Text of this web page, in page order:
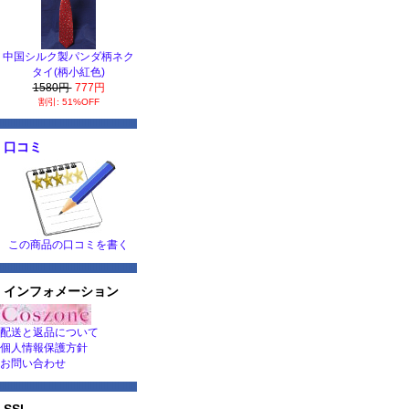
中国シルク製パンダ柄ネク
タイ(柄小紅色)
1580円 777円
割引: 51%OFF
口コミ
この商品の口コミを書く
インフォメーション
配送と返品について
個人情報保護方針
お問い合わせ